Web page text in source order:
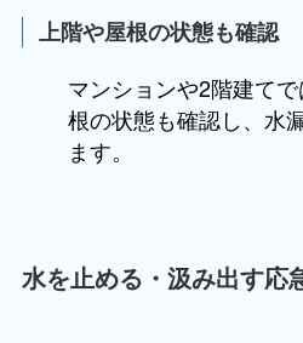
上階や屋根の状態も確認
マンションや2階建て
根の状態も確認し、水
ます。
水を止める・汲み出す応